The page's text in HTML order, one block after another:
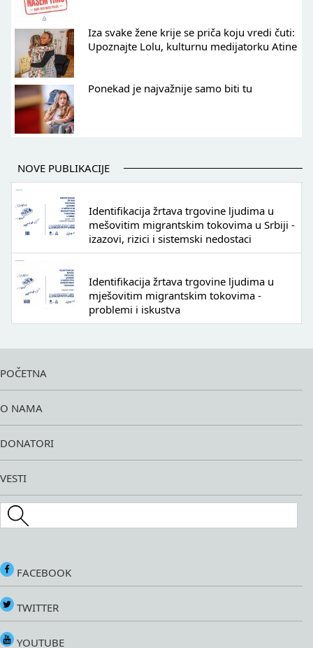
Iza svake žene krije se priča koju vredi čuti:
Upoznajte Lolu, kulturnu medijatorku Atine
Ponekad je najvažnije samo biti tu
NOVE PUBLIKACIJE
Identifikacija žrtava trgovine ljudima u
mešovitim migrantskim tokovima u Srbiji -
izazovi, rizici i sistemski nedostaci
Identifikacija žrtava trgovine ljudima u
mješovitim migrantskim tokovima -
problemi i iskustva
POČETNA
O NAMA
DONATORI
VESTI
Search this site
FACEBOOK
TWITTER
YOUTUBE